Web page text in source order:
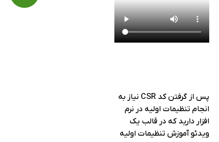
پس از گرفتن کد CSR نیاز به
انجام تنظیمات اولیه در نرم
افزار دارید که در قالب یک
ویدئو آموزش تنظیمات اولیه